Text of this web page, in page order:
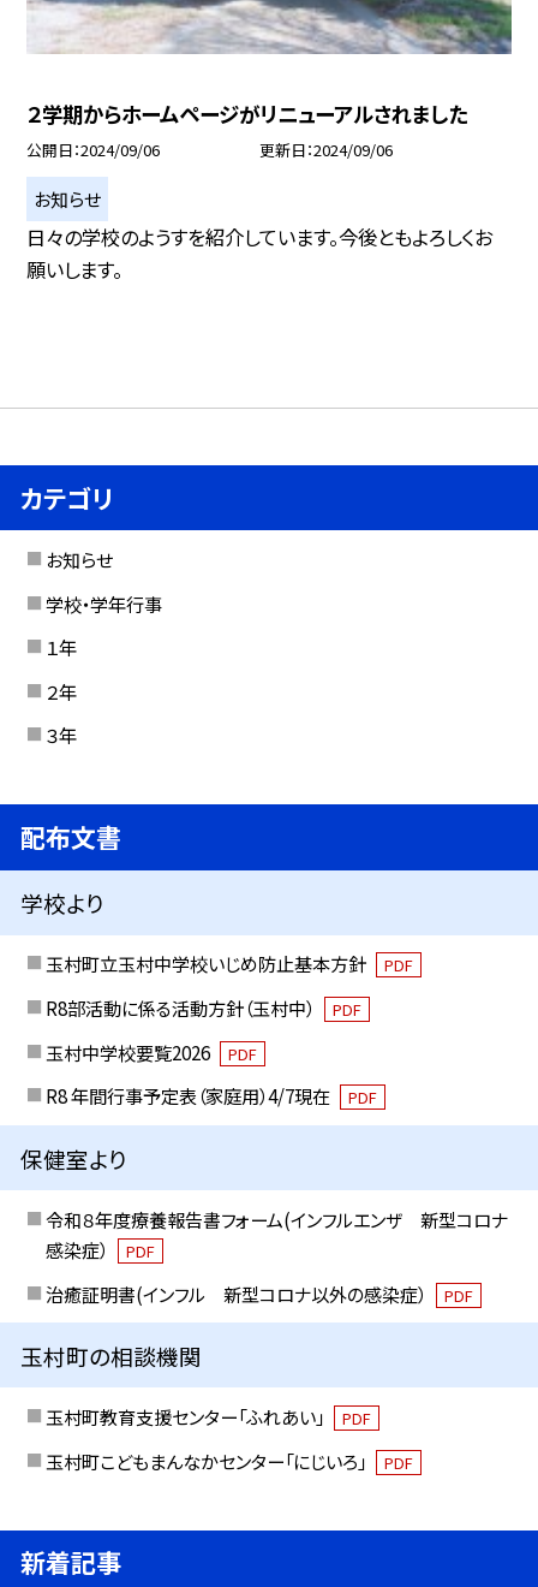
２学期からホームページがリニューアルされました
公開日 2024/09/06 更新日 2024/09/06
お知らせ
日々の学校のようすを紹介しています。今後ともよろしくお
願いします。
カテゴリ
お知らせ
学校・学年行事
１年
２年
３年
配布文書
学校より
玉村町立玉村中学校いじめ防止基本方針 PDF
R8部活動に係る活動方針（玉村中） PDF
玉村中学校要覧2026 PDF
R8 年間行事予定表（家庭用）4/7現在 PDF
保健室より
令和８年度療養報告書フォーム(インフルエンザ 新型コロナ
感染症）
PDF
治癒証明書(インフル 新型コロナ以外の感染症） PDF
玉村町の相談機関
玉村町教育支援センター「ふれあい」 PDF
玉村町こどもまんなかセンター「にじいろ」 PDF
新着記事